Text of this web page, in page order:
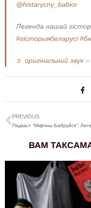
@histarycny_babior
Легенда нашай
#гісторыябеларусі
♬ оригінальний звук
PREVIOUS
ВАМ